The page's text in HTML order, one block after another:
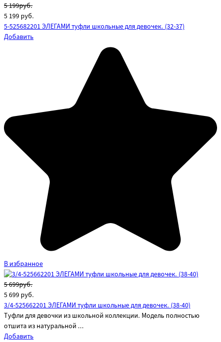
5 199руб.
5 199 руб.
5-525682201 ЭЛЕГАМИ туфли школьные для девочек. (32-37)
Добавить
В избранное
5 699руб.
5 699 руб.
3/4-525662201 ЭЛЕГАМИ туфли школьные для девочек. (38-40)
Туфли для девочки из школьной коллекции. Модель полностью
отшита из натуральной ...
Добавить